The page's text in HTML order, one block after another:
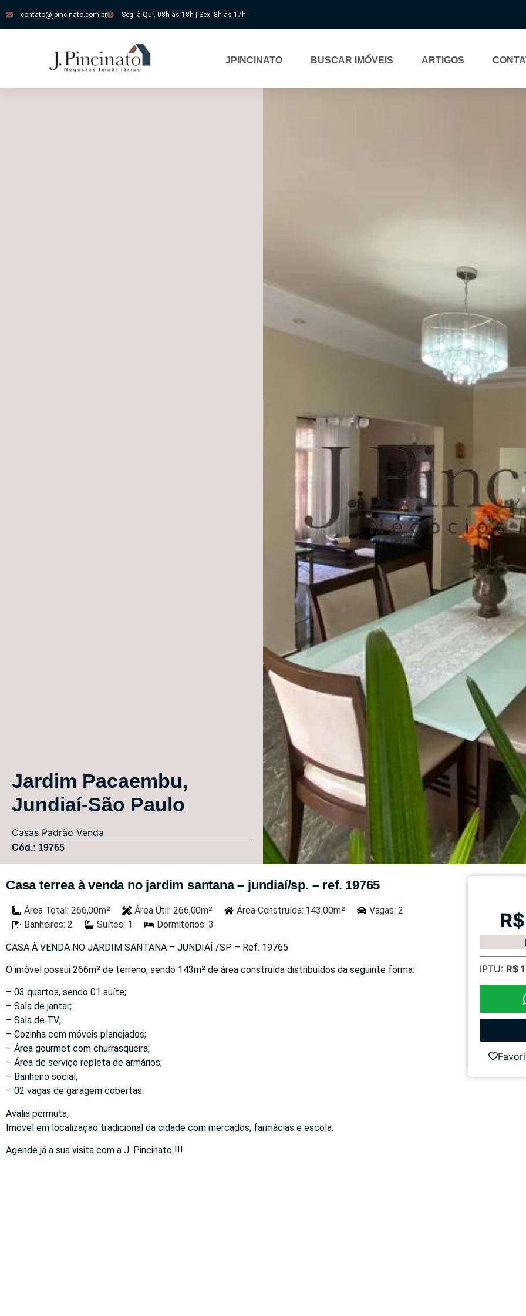
contato@jpincinato.com.br Seg. à Qui. 08h às 18h | Sex. 8h às 17h
JPINCINATO BUSCAR IMÓVEIS ARTIGOS
Jardim Pacaembu,
Jundiaí-São Paulo
Casas Padrão Venda
Cód.: 19765
Casa terrea à venda no jardim santana – jundiaí/sp. – ref. 19765
Área Total: 266,00m² Área Útil: 266,00m² Área Construída: 143,00m²
Vagas: 2
Banheiros: 2
Suítes: 1 Dormitórios: 3
CASA À VENDA NO JARDIM SANTANA – JUNDIAÍ /SP – Ref. 19765
O imóvel possui 266m² de terreno, sendo 143m² de área construída distribuídos da seguinte forma:
– 03 quartos, sendo 01 suíte;
– Sala de jantar;
– Sala de TV;
– Cozinha com móveis planejados;
– Área gourmet com churrasqueira;
– Área de serviço repleta de armários;
– Banheiro social,
– 02 vagas de garagem cobertas.
Avalia permuta,
Imóvel em localização tradicional da cidade com mercados, farmácias e escola.
Agende já a sua visita com a J. Pincinato !!!
IPTU: R$